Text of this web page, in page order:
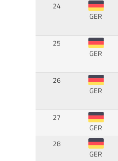
24
GER
25
GER
26
GER
27
GER
28
GER